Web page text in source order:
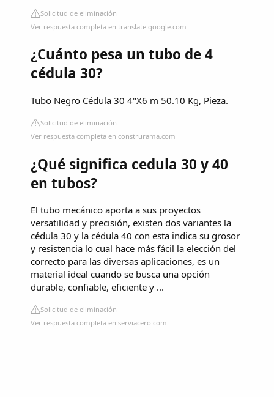
Solicitud de eliminación
Ver respuesta completa en translate.google.com
¿Cuánto pesa un tubo de 4
cédula 30?
Tubo Negro Cédula 30 4"X6 m 50.10 Kg, Pieza.
Solicitud de eliminación
Ver respuesta completa en construrama.com
¿Qué significa cedula 30 y 40
en tubos?
El tubo mecánico aporta a sus proyectos
versatilidad y precisión, existen dos variantes la
cédula 30 y la cédula 40 con esta indica su grosor
y resistencia lo cual hace más fácil la elección del
correcto para las diversas aplicaciones, es un
material ideal cuando se busca una opción
durable, confiable, eficiente y ...
Solicitud de eliminación
Ver respuesta completa en serviacero.com